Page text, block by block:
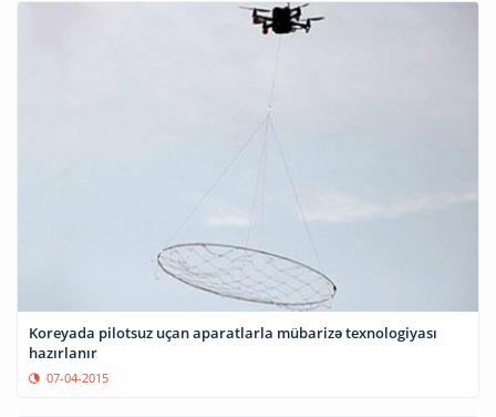
Koreyada pilotsuz uçan aparatlarla mübarizə texnologiyası
hazırlanır
07-04-2015